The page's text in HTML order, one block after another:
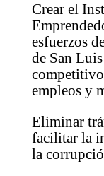
Crear el
esfuerzos
de San
empleos y
Eliminar
facilitar la
la